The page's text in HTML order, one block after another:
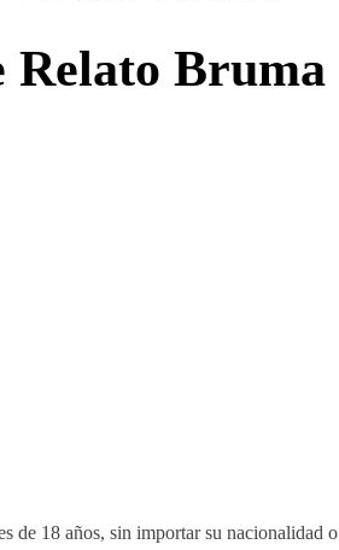
Bruma
de 18 años, sin importar su nacionalidad o